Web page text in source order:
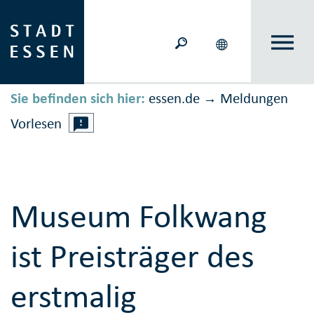
Sie befinden sich hier: essen.de → Meldungen
Vorlesen
Museum Folkwang
ist Preisträger des
erstmalig